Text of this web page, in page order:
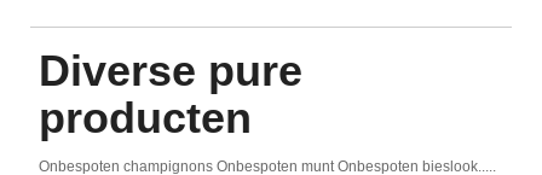
Diverse pure
producten
Onbespoten champignons Onbespoten munt Onbespoten bieslook.....